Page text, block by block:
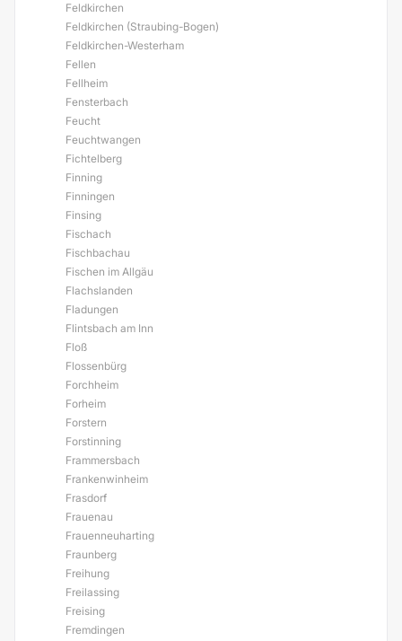
Feldkirchen
Feldkirchen (Straubing-Bogen)
Feldkirchen-Westerham
Fellen
Fellheim
Fensterbach
Feucht
Feuchtwangen
Fichtelberg
Finning
Finningen
Finsing
Fischach
Fischbachau
Fischen im Allgäu
Flachslanden
Fladungen
Flintsbach am Inn
Floß
Flossenbürg
Forchheim
Forheim
Forstern
Forstinning
Frammersbach
Frankenwinheim
Frasdorf
Frauenau
Frauenneuharting
Fraunberg
Freihung
Freilassing
Freising
Fremdingen